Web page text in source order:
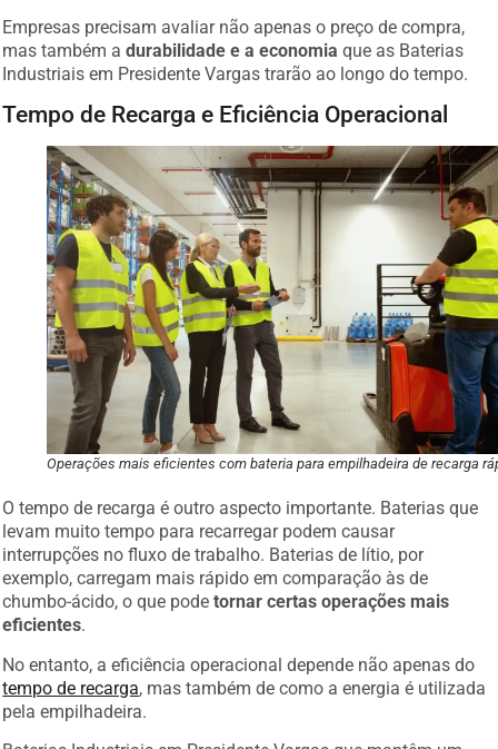
Empresas precisam avaliar não apenas o preço de compra,
mas também adurabilidade e a economia que as Baterias
Industriais em Presidente Vargas trarão ao longo do tempo.
Tempo de Recarga e Eficiência Operacional
Operações mais eficientes com bateria para empilhadeira de recarga
O tempo de recarga é outro aspecto importante. Baterias que
levam muito tempo para recarregar podem causar
interrupções no fluxo de trabalho. Baterias de lítio, por
exemplo, carregam mais rápido em comparação às de
chumbo-ácido, o que podetornar certas operações mais
eficientes.
No entanto, a eficiência operacional depende não apenas do
tempo de recarga, mas também de como a energia é utilizada
pela empilhadeira.